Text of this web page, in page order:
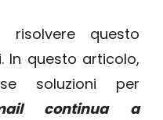
questo
In questo articolo,
soluzioni per
continua a